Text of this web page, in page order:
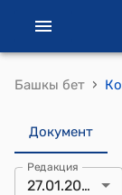
Башкы бет ›
Документ
Редакция
27.01.2023